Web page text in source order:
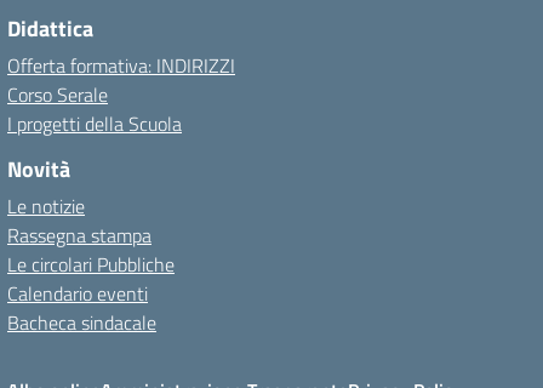
Didattica
Offerta formativa: INDIRIZZI
Corso Serale
I progetti della Scuola
Novità
Le notizie
Rassegna stampa
Le circolari Pubbliche
Calendario eventi
Bacheca sindacale